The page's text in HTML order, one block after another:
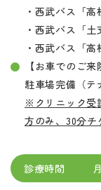
・西武バス「
・西武バス「
・西武バス「
【お車でのご来
駐車場完備（テ
※クリニック受
方のみ、30分チ
診療時間 月